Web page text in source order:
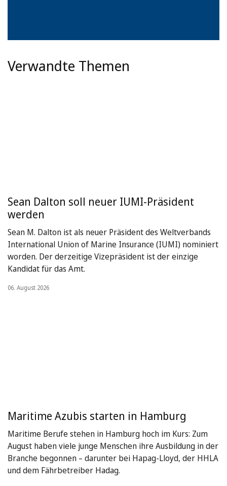
Verwandte Themen
Sean Dalton soll neuer IUMI-Präsident
werden
Sean M. Dalton ist als neuer Präsident des Weltverbands
International Union of Marine Insurance (IUMI) nominiert
worden. Der derzeitige Vizepräsident ist der einzige
Kandidat für das Amt.
06. August 2026
Maritime Azubis starten in Hamburg
Maritime Berufe stehen in Hamburg hoch im Kurs: Zum
August haben viele junge Menschen ihre Ausbildung in der
Branche begonnen – darunter bei Hapag-Lloyd, der HHLA
und dem Fährbetreiber Hadag.